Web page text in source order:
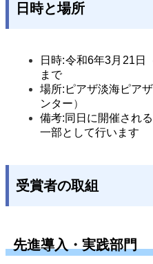
日時と場所
日時:令和6年3月21日
まで
場所:ピアザ淡海ピア
ンター）
備考:同日に開催される
一部として行います
受賞者の取組
先進導入・実践部門